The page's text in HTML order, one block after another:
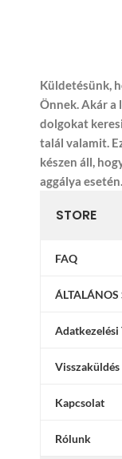
Küldetésünk,
Önnek. Akár a
dolgokat
talál valamit.
készen áll,
aggálya esetén.
STORE
FAQ
ÁLTALÁNOS
Adatkezelési
Visszaküldés
Kapcsolat
Rólunk